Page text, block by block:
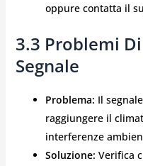
oppure contatta il
3.3 Problemi
Segnale
Problema: Il
raggiungere il
interferenze
Soluzione: Verifica